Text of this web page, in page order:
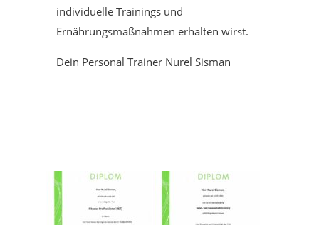
individuelle Trainings und
Ernährungsmaßnahmen erhalten wirst.
Dein Personal Trainer Nurel Sisman